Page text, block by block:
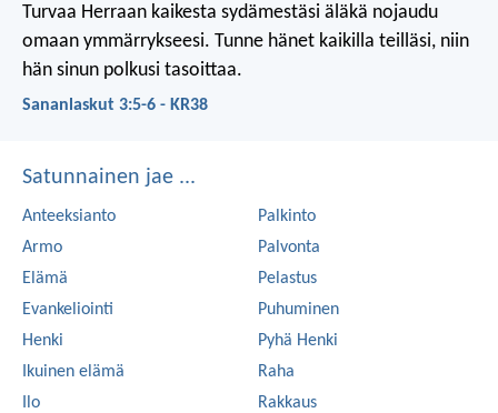
Turvaa Herraan kaikesta sydämestäsi äläkä nojaudu
omaan ymmärrykseesi. Tunne hänet kaikilla teilläsi, niin
hän sinun polkusi tasoittaa.
Sananlaskut 3:5-6 - KR38
Satunnainen jae ...
Anteeksianto
Armo
Elämä
Evankeliointi
Henki
Ikuinen elämä
Ilo
Palkinto
Palvonta
Pelastus
Puhuminen
Pyhä Henki
Raha
Rakkaus